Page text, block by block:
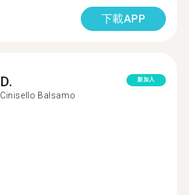
下載APP
D.
Cinisello Balsamo
新加入